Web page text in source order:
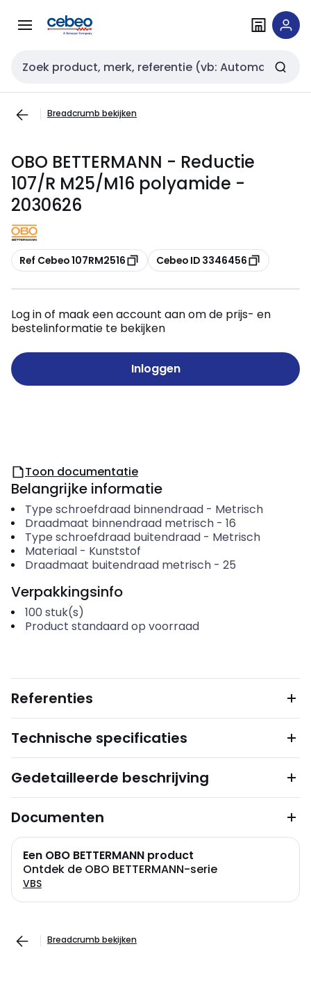
naar
naar
Zoekveld invoer
Breadcrumb bekijken
OBO BETTERMANN - Reductie
107/R M25/M16 polyamide -
2030626
Kopiëren
Ref Cebeo 107RM2516 Kopiëren
Cebeo ID 3346456
Log in of maak een account aan om de prijs- en
bestelinformatie te bekijken
Inloggen
Toon documentatie
Belangrijke informatie
Type schroefdraad binnendraad- Metrisch
Draadmaat binnendraad metrisch- 16
Type schroefdraad buitendraad- Metrisch
Materiaal- Kunststof
Draadmaat buitendraad metrisch- 25
Verpakkingsinfo
100 stuk(s)
Product standaard op voorraad
Referenties
Technische specificaties
Gedetailleerde beschrijving
Documenten
Een OBO BETTERMANN product
Ontdek de OBO BETTERMANN-serie
VBS
Breadcrumb bekijken